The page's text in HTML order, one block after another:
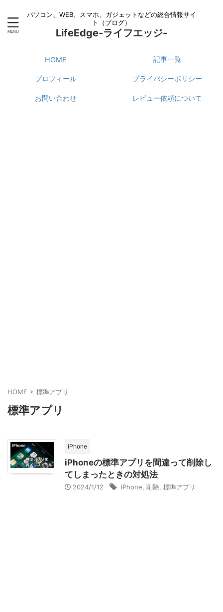
パソコン、WEB、スマホ、ガジェットなどの総合情報サイ
ト（ブログ）
LifeEdge-ライフエッジ-
HOME 記事一覧
プロフィール プライバシーポリシー
お問い合わせ レビュー依頼について
HOME > 標準アプリ
標準アプリ
iPhone
iPhoneの標準アプリを間違って削除し
てしまったときの対処法
2024/1/12 iPhone 削除 標準アプリ